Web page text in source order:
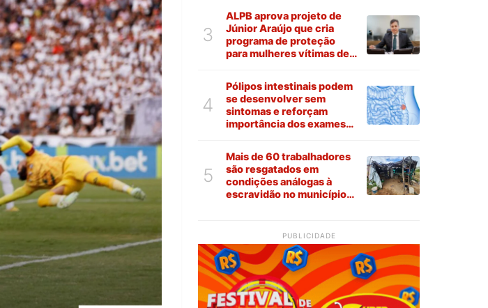
3
ALPB aprova projeto de
Júnior Araújo que cria
programa de proteção
para mulheres vítimas de
4
Pólipos intestinais podem
se desenvolver sem
sintomas e reforçam
importância dos exames
5
Mais de 60 trabalhadores
são resgatados em
condições análogas à
escravidão no município
PUBLICIDADE